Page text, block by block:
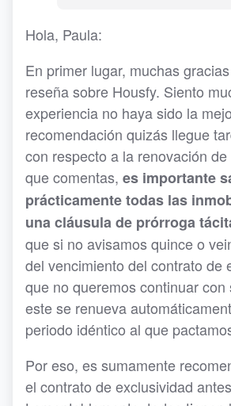
Hola, Paula:
En primer lugar, muchas
reseña sobre Housfy. Siento
experiencia no haya sido la
recomendación quizás llegue
con respecto a la renovación
que comentas, es importante
prácticamente todas las
una cláusula de prórroga
que si no avisamos quince o
del vencimiento del contrato de
que no queremos continuar
este se renueva
periodo idéntico al que
Por eso, es sumamente
el contrato de exclusividad